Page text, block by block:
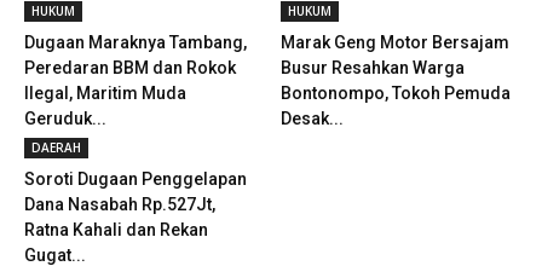
HUKUM
Dugaan Maraknya Tambang,
Peredaran BBM dan Rokok
Ilegal, Maritim Muda
Geruduk...
HUKUM
Marak Geng Motor Bersajam
Busur Resahkan Warga
Bontonompo, Tokoh Pemuda
Desak...
DAERAH
Soroti Dugaan Penggelapan
Dana Nasabah Rp.527Jt,
Ratna Kahali dan Rekan
Gugat...